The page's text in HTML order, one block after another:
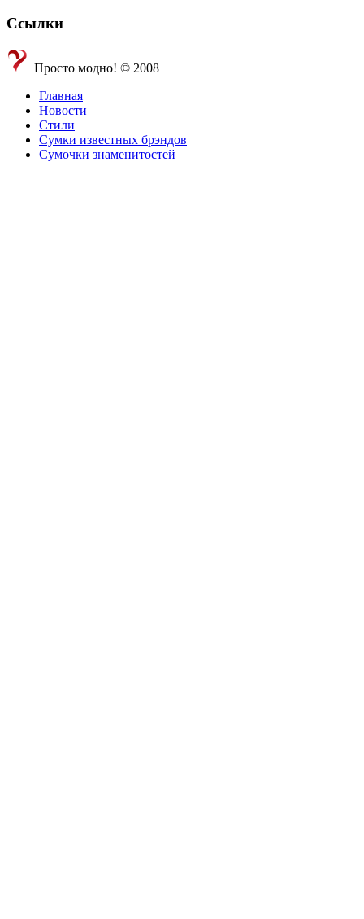
Ссылки
Просто модно! © 2008
Главная
Новости
Стили
Сумки известных брэндов
Сумочки знаменитостей